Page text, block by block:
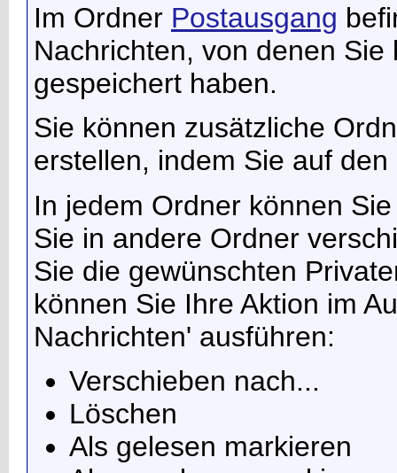
Im Ordner Postausgang
Nachrichten, von denen
gespeichert haben.
Sie können zusätzliche
erstellen, indem Sie auf den
In jedem Ordner können
Sie in andere Ordner
Sie die gewünschten
können Sie Ihre Aktion im
Nachrichten' ausführen:
Verschieben nach...
Löschen
Als gelesen markieren